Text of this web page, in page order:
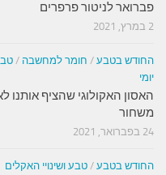
פברואר לניטור פרפרים
2 במרץ, 2021
החודש בטבע / חומר למחשבה /
יומי
האסון האקולוגי שהציף אותנו
משחור
24 בפברואר, 2021
החודש בטבע / טבע ושינויי האקלים